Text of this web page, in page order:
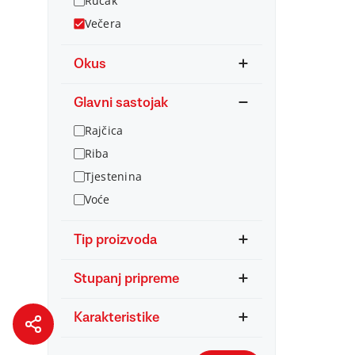
Večera
Okus
Glavni sastojak
Rajčica
Riba
Tjestenina
Voće
Tip proizvoda
Stupanj pripreme
Karakteristike